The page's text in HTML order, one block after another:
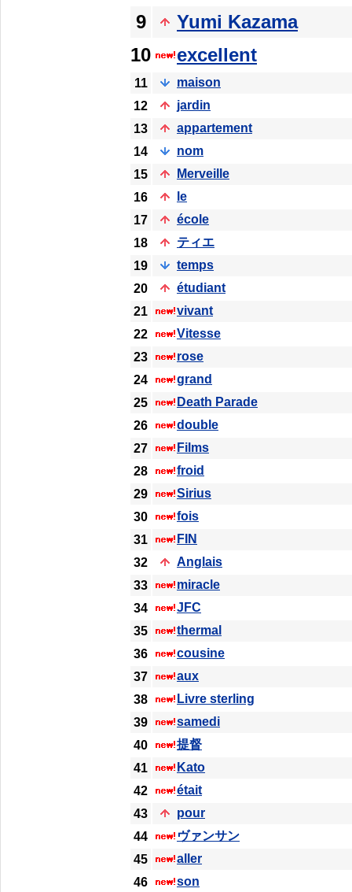
9
Yumi Kazama
10
excellent
11
maison
12
jardin
13
appartement
14
nom
15
Merveille
16
le
17
école
18
ティエ
19
temps
20
étudiant
21
vivant
22
Vitesse
23
rose
24
grand
25
Death Parade
26
double
27
Films
28
froid
29
Sirius
30
fois
31
FIN
32
Anglais
33
miracle
34
JFC
35
thermal
36
cousine
37
aux
38
Livre sterling
39
samedi
40
提督
41
Kato
42
était
43
pour
44
ヴァンサン
45
aller
46
son